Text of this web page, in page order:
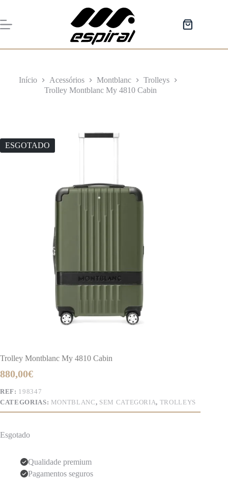
o
conteúdo
Carrinho
Início Acessórios Montblanc
Trolleys
Trolley Montblanc My 4810 Cabin
ESGOTADO
Trolley Montblanc My 4810 Cabin
880,00€
REF: 198347
CATEGORIAS: MONTBLANC, SEM CATEGORIA, TROLLEYS
Esgotado
Qualidade premium
Pagamentos seguros